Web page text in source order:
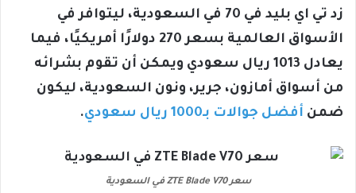
زد تي اي بليد في 70 في السعودية، ليتوافر في
الأسواق العالمية بسعر 270 دولارًا أمريكيًا، فيما
يعادل 1013 ريال سعودي ويمكن أن تقوم بشرائه
من أسواق أمازون، جرير، ونون السعودية، ليكون
ضمن أفضل جوالات بـ1000 ريال سعودي .
سعر ZTE Blade V70 في السعودية